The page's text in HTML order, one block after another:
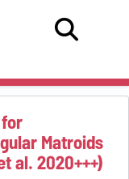
Matroids
al. 2020+++)